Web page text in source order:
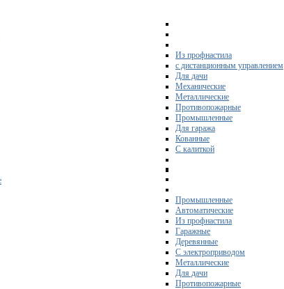
Из профнастила
с дистанционным управлением
Для дачи
Механические
Металлические
Противопожарные
Промышленные
Для гаража
Кованные
С калиткой
Промышленные
Автоматические
Из профнастила
Гаражные
Деревянные
С электроприводом
Металлические
Для дачи
Противопожарные